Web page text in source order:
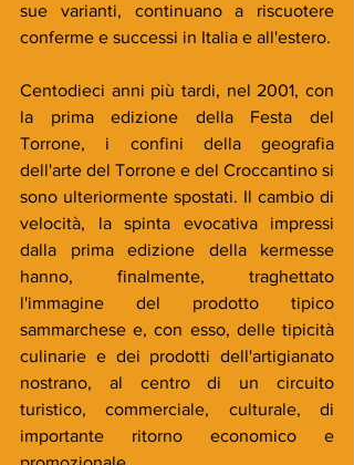
sue varianti, continuano a riscuotere
conferme e successi in Italia e all'estero.
Centodieci anni più tardi, nel 2001, con
la prima edizione della Festa del
Torrone, i confini della geografia
dell'arte del Torrone e del Croccantino si
sono ulteriormente spostati. Il cambio di
velocità, la spinta evocativa impressi
dalla prima edizione della kermesse
hanno, finalmente, traghettato
l'immagine del prodotto tipico
sammarchese e, con esso, delle tipicità
culinarie e dei prodotti dell'artigianato
nostrano, al centro di un circuito
turistico, commerciale, culturale, di
importante ritorno economico e